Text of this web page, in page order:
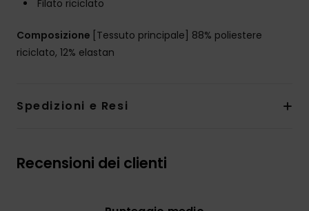
Filato riciclato
Composizione [Tessuto principale] 88% poliestere
riciclato, 12% elastan
Spedizioni e Resi
Recensioni dei clienti